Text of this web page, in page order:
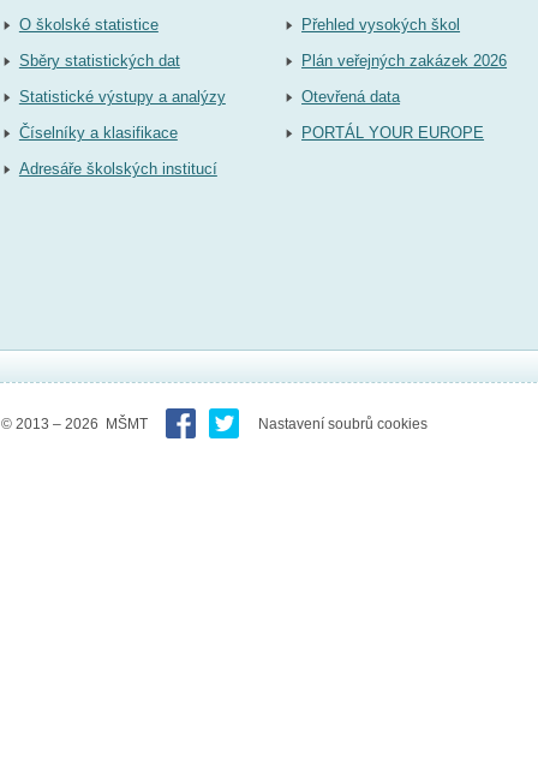
O školské statistice
Sběry statistických dat
Statistické výstupy a analýzy
Číselníky a klasifikace
Adresáře školských institucí
Přehled vysokých škol
Plán veřejných zakázek 2026
Otevřená data
PORTÁL YOUR EUROPE
© 2013 – 2026 MŠMT Nastavení soubrů cookies